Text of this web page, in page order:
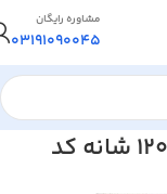
مشاوره رایگان
03191090045
فرش کلاریس طرح حاشیه دار 1200 شانه کد